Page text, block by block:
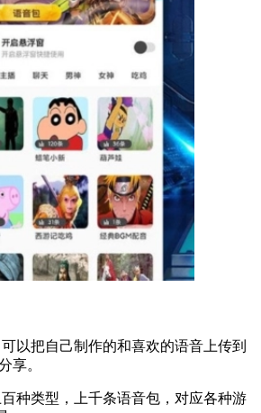
以把自己制作的和喜欢的语音上传到
享。
种类型，上千条语音包，对应各种游